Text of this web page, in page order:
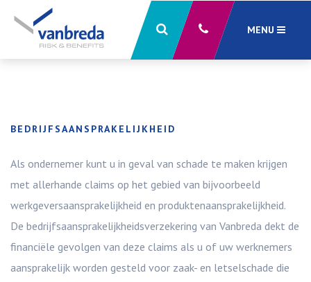
MENU
BEDRIJFSAANSPRAKELIJKHEID
Als ondernemer kunt u in geval van schade te maken krijgen
met allerhande claims op het gebied van bijvoorbeeld
werkgeversaansprakelijkheid en produktenaansprakelijkheid.
De bedrijfsaansprakelijkheidsverzekering van Vanbreda dekt de
financiële gevolgen van deze claims als u of uw werknemers
aansprakelijk worden gesteld voor zaak- en letselschade die